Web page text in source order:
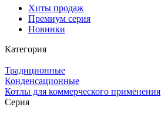
Хиты продаж
Премиум серия
Новинки
Категория
Традиционные
Конденсационные
Котлы для коммерческого применения
Серия